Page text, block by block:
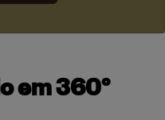
em 360°